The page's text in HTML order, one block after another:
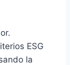
ESG
la